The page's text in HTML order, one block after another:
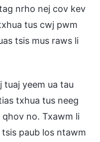
nrho nej cov kev
tus cwj pwm
tsis mus raws li
tuaj yeem ua tau
txhua tus neeg
no. Txawm li
paub los ntawm